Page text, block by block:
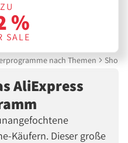
%
SALE
nach Themen
AliExpress
Käufern. Dieser große